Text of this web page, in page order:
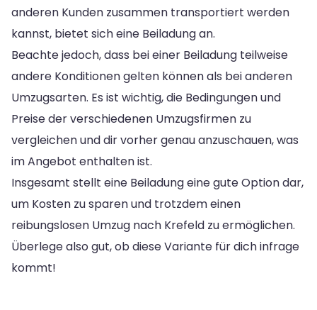
anderen Kunden zusammen transportiert werden
kannst, bietet sich eine Beiladung an.
Beachte jedoch, dass bei einer Beiladung teilweise
andere Konditionen gelten können als bei anderen
Umzugsarten. Es ist wichtig, die Bedingungen und
Preise der verschiedenen Umzugsfirmen zu
vergleichen und dir vorher genau anzuschauen, was
im Angebot enthalten ist.
Insgesamt stellt eine Beiladung eine gute Option dar,
um Kosten zu sparen und trotzdem einen
reibungslosen Umzug nach Krefeld zu ermöglichen.
Überlege also gut, ob diese Variante für dich infrage
kommt!